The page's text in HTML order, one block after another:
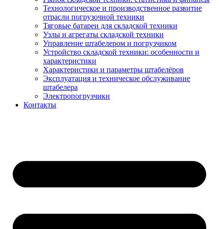
Технологическое и производственное развитие
отрасли погрузочной техники
Тяговые батареи для складской техники
Узлы и агрегаты складской техники
Управление штабелером и погрузчиком
Устройство складской техники: особенности и
характеристики
Характеристики и параметры штабелёров
Эксплуатация и техническое обслуживание
штабелера
Электропогрузчики
Контакты